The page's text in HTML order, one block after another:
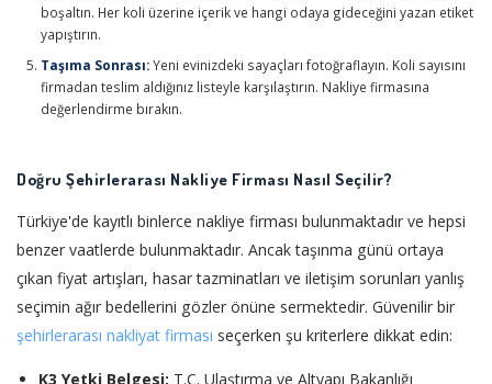
boşaltın. Her koli üzerine içerik ve hangi odaya gideceğini yazan etiket
yapıştırın.
Taşıma Sonrası:Yeni evinizdeki sayaçları fotoğraflayın. Koli sayısını
firmadan teslim aldığınız listeyle karşılaştırın. Nakliye firmasına
değerlendirme bırakın.
Doğru Şehirlerarası Nakliye Firması Nasıl Seçilir?
Türkiye'de kayıtlı binlerce nakliye firması bulunmaktadır ve hepsi
benzer vaatlerde bulunmaktadır. Ancak taşınma günü ortaya
çıkan fiyat artışları, hasar tazminatları ve iletişim sorunları yanlış
seçimin ağır bedellerini gözler önüne sermektedir. Güvenilir bir
şehirlerarası nakliyat firması seçerken şu kriterlere dikkat edin:
K3 Yetki Belgesi: T.C. Ulaştırma ve Altyapı Bakanlığı